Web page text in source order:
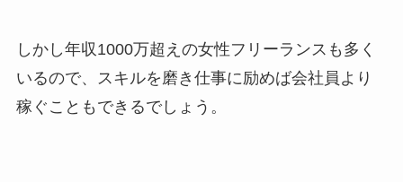
しかし年収1000万超えの女性フリーランスも多く
いるので、スキルを磨き仕事に励めば会社員より
稼ぐこともできるでしょう。